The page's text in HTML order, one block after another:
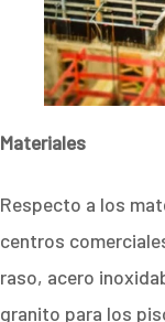
Materiales
Respecto a los
centros
raso, acero
granito para los